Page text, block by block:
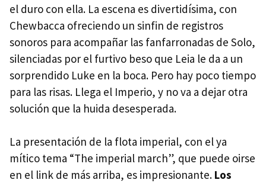
el duro con ella. La escena es divertidísima, con
Chewbacca ofreciendo un sinfin de registros
sonoros para acompañar las fanfarronadas de Solo,
silenciadas por el furtivo beso que Leia le da a un
sorprendido Luke en la boca. Pero hay poco tiempo
para las risas. Llega el Imperio, y no va a dejar otra
solución que la huida desesperada.
La presentación de la flota imperial, con el ya
mítico tema “The imperial march”, que puede oirse
en el link de más arriba, es impresionante. Los